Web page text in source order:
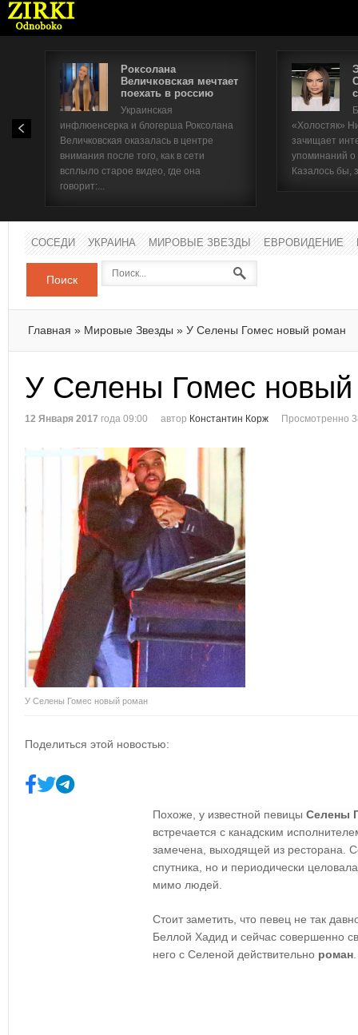
Роксолана
Величковская мечтает
поехать в россию
Украинская
инфлюенсерка и блогерша Роксолана
Величковская оказалась в центре
внимания после того, как в сети
всплыло старое видео, где она
говорит:...
«Холостяк»
зачищает
упоминаний
Казалось бы,
СОСЕДИ УКРАИНА МИРОВЫЕ ЗВЕЗДЫ ЕВРОВИДЕНИЕ
Поиск
Главная » Мировые Звезды » У Селены Гомес новый роман
У Селены Гомес
12 Января 2017 года 09:00 автор Константин Корж Просмотренно
У Селены Гомес новый роман
Поделиться этой новостью:
Похоже, у известной певицы Селены
встречается с канадским
замечена, выходящей из ресторана.
спутника, но и периодически
мимо людей.
Стоит заметить, что певец не так
Беллой Хадид и сейчас совершенно
него с Селеной действительно роман
Имя